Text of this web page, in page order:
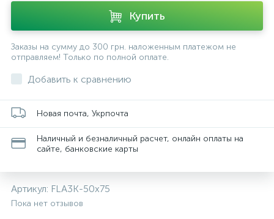
Купить
Заказы на сумму до 300 грн. наложенным платежом не
отправляем! Только по полной оплате.
Добавить к сравнению
Новая почта, Укрпочта
Наличный и безналичный расчет, онлайн оплаты на
сайте, банковские карты
Артикул: FLA3K-50x75
Пока нет отзывов